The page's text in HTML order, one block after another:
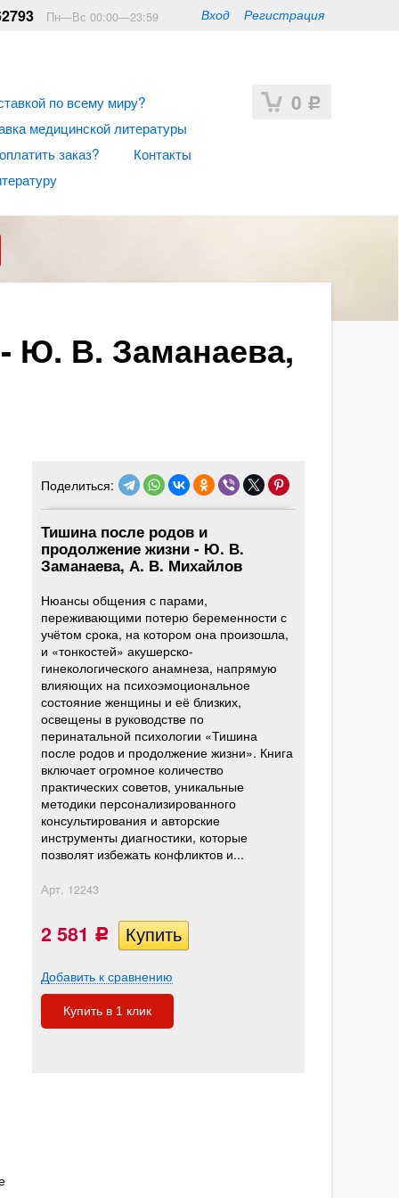
Вход Регистрация
Пн—Вс 00:00—23:59
0 Р
по всему миру?
медицинской литературы
заказ?
Контакты
Ю. В. Заманаева,
Поделиться:
Тишина после родов и
продолжение жизни - Ю. В.
Заманаева, А. В. Михайлов
Нюансы общения с парами,
переживающими потерю беременности с
учётом срока, на котором она произошла,
и «тонкостей» акушерско-
гинекологического анамнеза, напрямую
влияющих на психоэмоциональное
состояние женщины и её близких,
освещены в руководстве по
перинатальной психологии «Тишина
после родов и продолжение жизни». Книга
включает огромное количество
практических советов, уникальные
методики персонализированного
консультирования и авторские
инструменты диагностики, которые
позволят избежать конфликтов и...
Арт. 12243
2 581 Р
Добавить к сравнению
Купить в 1 клик